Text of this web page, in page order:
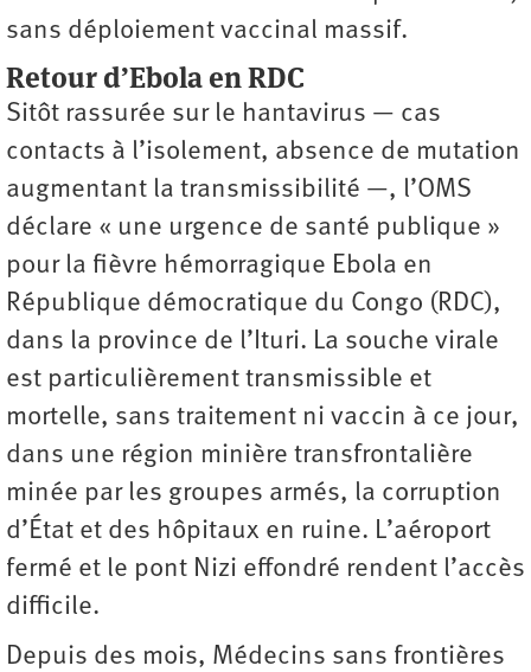
sans déploiement vaccinal massif.
Retour d’Ebola en RDC
Sitôt rassurée sur le hantavirus — cas
contacts à l’isolement, absence de mutation
augmentant la transmissibilité —, l’OMS
déclare « une urgence de santé publique »
pour la fièvre hémorragique Ebola en
République démocratique du Congo (RDC),
dans la province de l’Ituri. La souche virale
est particulièrement transmissible et
mortelle, sans traitement ni vaccin à ce jour,
dans une région minière transfrontalière
minée par les groupes armés, la corruption
d’État et des hôpitaux en ruine. L’aéroport
fermé et le pont Nizi effondré rendent l’accès
difficile.
Depuis des mois, Médecins sans frontières